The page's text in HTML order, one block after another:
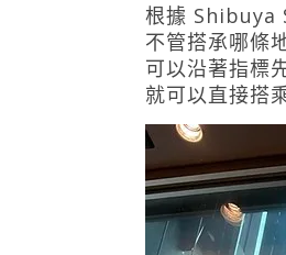
根據 Shibuya
不管搭承哪條
可以沿著指標
就可以直接搭